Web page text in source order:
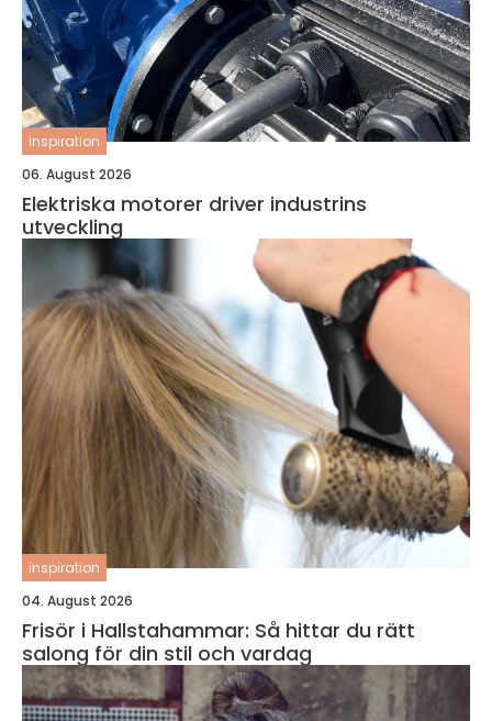
inspiration
06. August 2026
Elektriska motorer driver industrins
utveckling
inspiration
04. August 2026
Frisör i Hallstahammar: Så hittar du rätt
salong för din stil och vardag